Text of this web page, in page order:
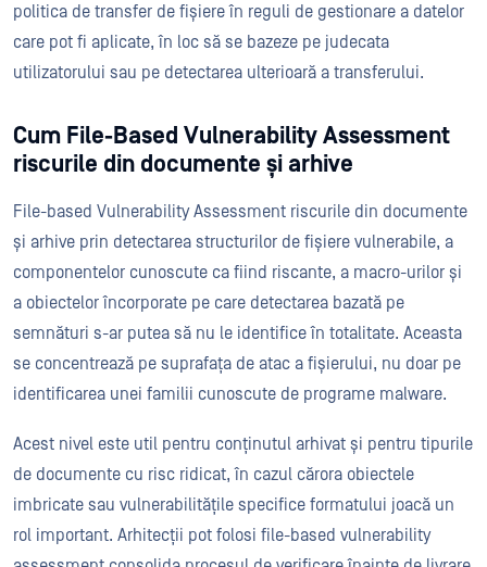
politica de transfer de fișiere în reguli de gestionare a datelor
care pot fi aplicate, în loc să se bazeze pe judecata
utilizatorului sau pe detectarea ulterioară a transferului.
Cum File-Based Vulnerability Assessment
riscurile din documente și arhive
File-based Vulnerability Assessment riscurile din documente
și arhive prin detectarea structurilor de fișiere vulnerabile, a
componentelor cunoscute ca fiind riscante, a macro-urilor și
a obiectelor încorporate pe care detectarea bazată pe
semnături s-ar putea să nu le identifice în totalitate. Aceasta
se concentrează pe suprafața de atac a fișierului, nu doar pe
identificarea unei familii cunoscute de programe malware.
Acest nivel este util pentru conținutul arhivat și pentru tipurile
de documente cu risc ridicat, în cazul cărora obiectele
imbricate sau vulnerabilitățile specifice formatului joacă un
rol important. Arhitecții pot folosi file-based vulnerability